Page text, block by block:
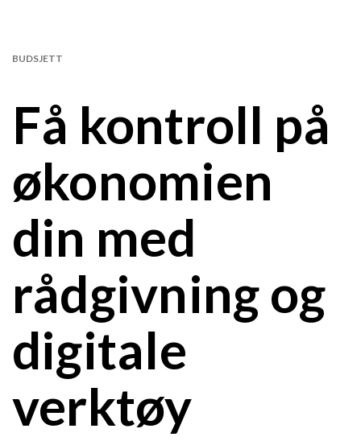
Få kontroll på
økonomien
din med
rådgivning og
digitale
verktøy
BUDSJETT